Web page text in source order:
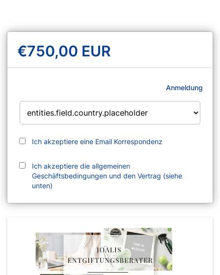
€750,00 EUR
Anmeldung
Ich akzeptiere eine Email Korrespondenz
Ich akzeptiere die allgemeinen
Geschäftsbedingungen und den Vertrag (siehe
unten)